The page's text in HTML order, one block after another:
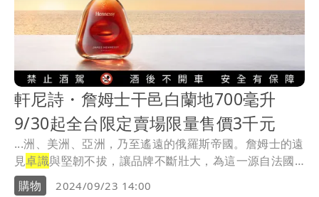
軒尼詩・詹姆士干邑白蘭地700毫升
9/30起全台限定賣場限量售價3千元
...洲、美洲、亞洲，乃至遙遠的俄羅斯帝國。詹姆士的遠
見卓識與堅韌不拔，讓品牌不斷壯大，為這一源自法國
干邑...
購物 2024/09/23 14:00